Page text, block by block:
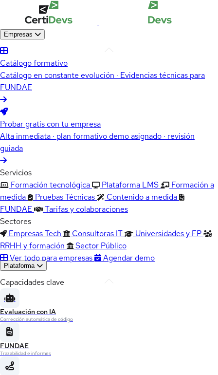
Empresas
Catálogo formativo
Catálogo en constante evolución · Evidencias técnicas para
FUNDAE
Probar gratis con tu empresa
Alta inmediata · plan formativo demo asignado · revisión
guiada
Servicios
Formación tecnológica
Plataforma LMS
Formación a
medida
Pruebas Técnicas
Contenido a medida
FUNDAE
Tarifas y colaboraciones
Sectores
Empresas Tech
Consultoras IT
Universidades y FP
RRHH y formación
Sector Público
Ver todo para empresas
Agendar demo
Plataforma
Capacidades clave
Evaluación con IA
Corrección automática de código
FUNDAE
Trazabilidad e informes